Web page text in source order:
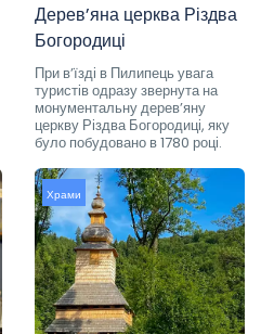
Дерев’яна церква Різдва
Богородиці
При в’їзді в Пилипець увага
туристів одразу звернута на
монументальну дерев’яну
церкву Різдва Богородиці, яку
було побудовано в 1780 році.
Храми